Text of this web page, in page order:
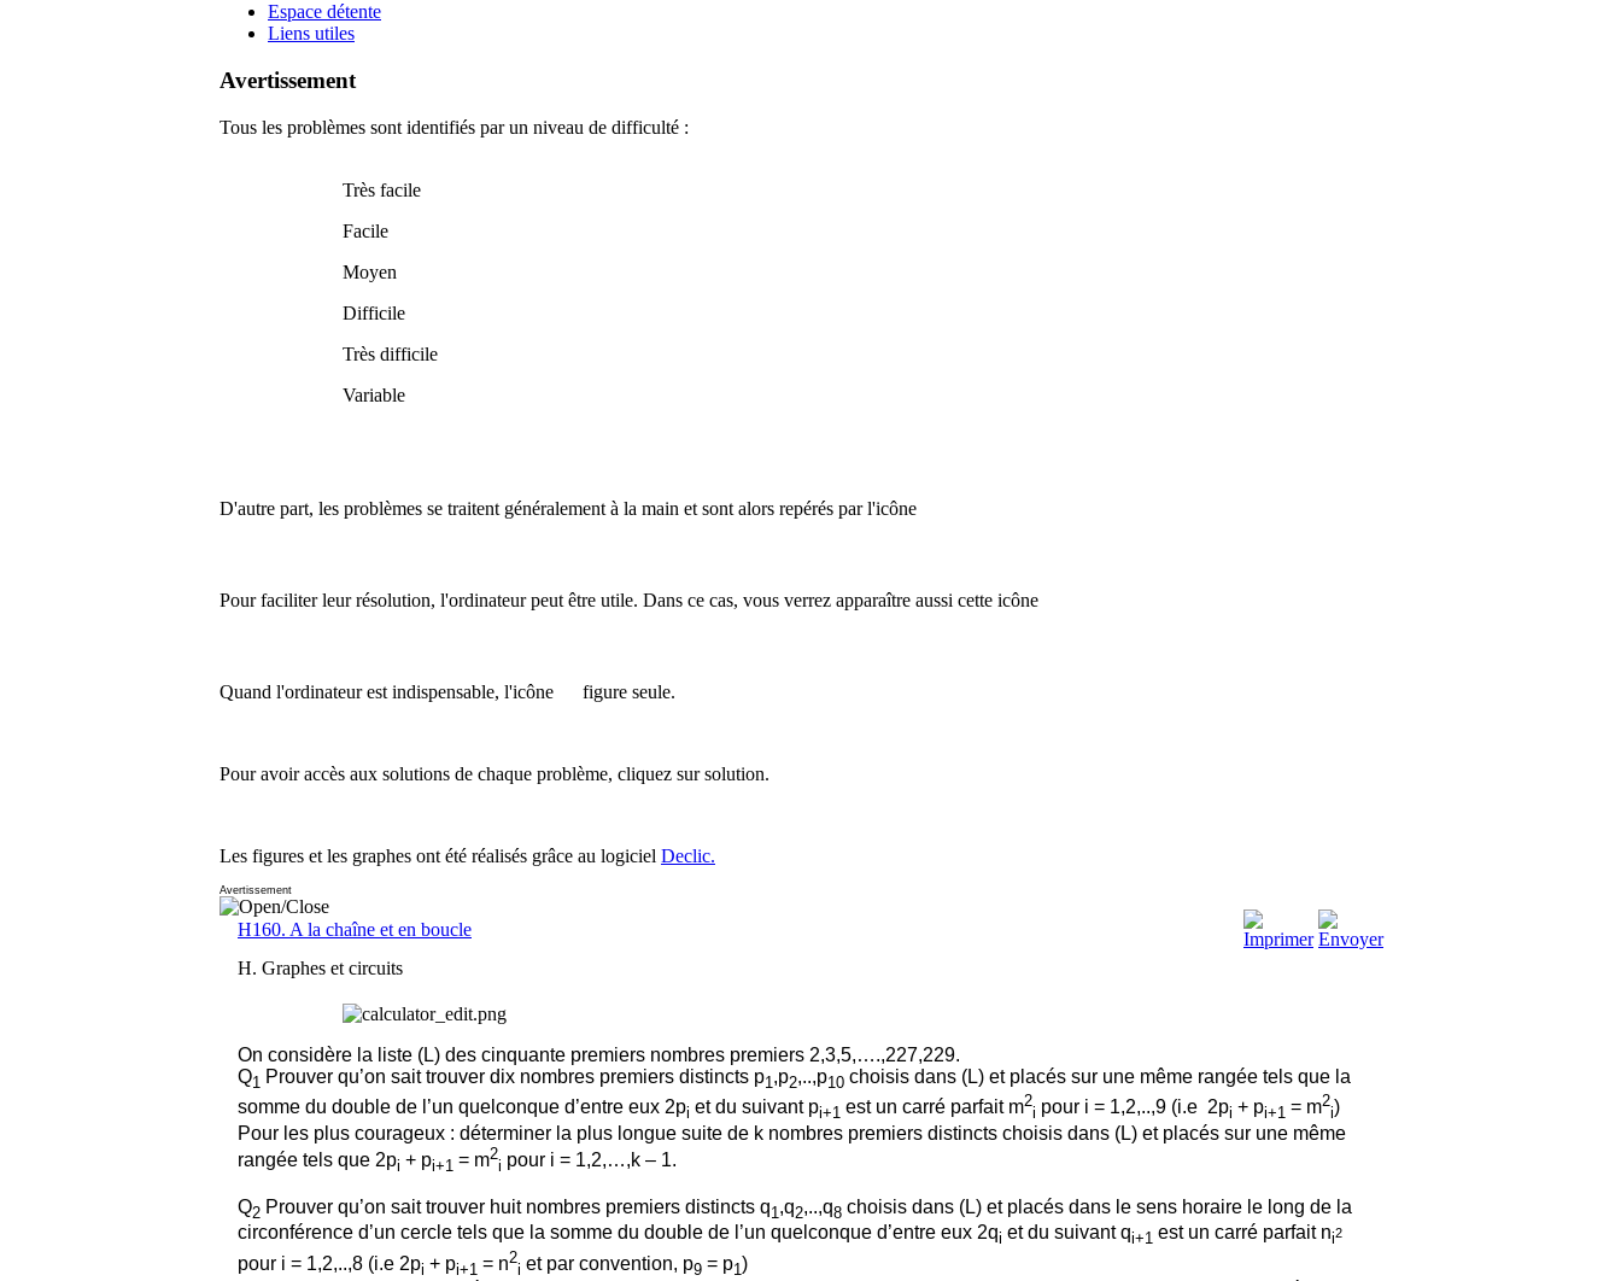
Espace détente
Liens utiles
Avertissement
Tous les problèmes sont identifiés par un niveau de difficulté :
Très facile
Facile
Moyen
Difficile
Très difficile
Variable
D'autre part, les problèmes se traitent généralement à la main et sont alors repérés par l'icône
Pour faciliter leur résolution, l'ordinateur peut être utile. Dans ce cas, vous verrez apparaître aussi cette icône
Quand l'ordinateur est indispensable, l'icône figure seule.
Pour avoir accès aux solutions de chaque problème, cliquez sur solution.
Les figures et les graphes ont été réalisés grâce au logiciel Declic.
Avertissement
H160. A la chaîne et en boucle
H. Graphes et circuits
On considère la liste (L) des cinquante premiers nombres premiers 2,3,5,….,227,229.
Q1 Prouver qu’on sait trouver dix nombres premiers distincts p1,p2,..,p10 choisis dans (L) et placés sur une même rangée tels que la
somme du double de l’un quelconque d’entre eux 2pi et du suivant pi+1 est un carré parfait m2
i pour i = 1,2,..,9 (i.e 2pi + pi+1 = m2
i)
Pour les plus courageux : déterminer la plus longue suite de k nombres premiers distincts choisis dans (L) et placés sur une même
rangée tels que 2pi + pi+1 = m2
i pour i = 1,2,…,k – 1.
Q2 Prouver qu’on sait trouver huit nombres premiers distincts q1,q2,..,q8 choisis dans (L) et placés dans le sens horaire le long de la
circonférence d’un cercle tels que la somme du double de l’un quelconque d’entre eux 2qi et du suivant qi+1 est un carré parfait ni2
pour i = 1,2,..,8 (i.e 2pi + pi+1 = n2
i et par convention, p9 = p1 )